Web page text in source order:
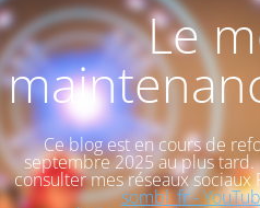
Le
Ce blog est en cours de
septembre 2025 au plus tard.
consulter mes réseaux sociaux
sombl_fr -